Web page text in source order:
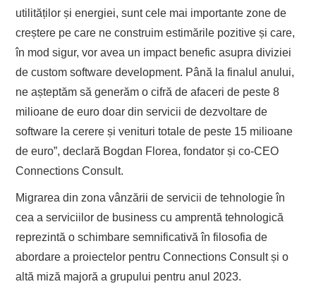
utilităților și energiei, sunt cele mai importante zone de
creștere pe care ne construim estimările pozitive și care,
în mod sigur, vor avea un impact benefic asupra diviziei
de custom software development. Până la finalul anului,
ne așteptăm să generăm o cifră de afaceri de peste 8
milioane de euro doar din servicii de dezvoltare de
software la cerere și venituri totale de peste 15 milioane
de euro”, declară Bogdan Florea, fondator și co-CEO
Connections Consult.
Migrarea din zona vânzării de servicii de tehnologie în
cea a serviciilor de business cu amprentă tehnologică
reprezintă o schimbare semnificativă în filosofia de
abordare a proiectelor pentru Connections Consult și o
altă miză majoră a grupului pentru anul 2023.